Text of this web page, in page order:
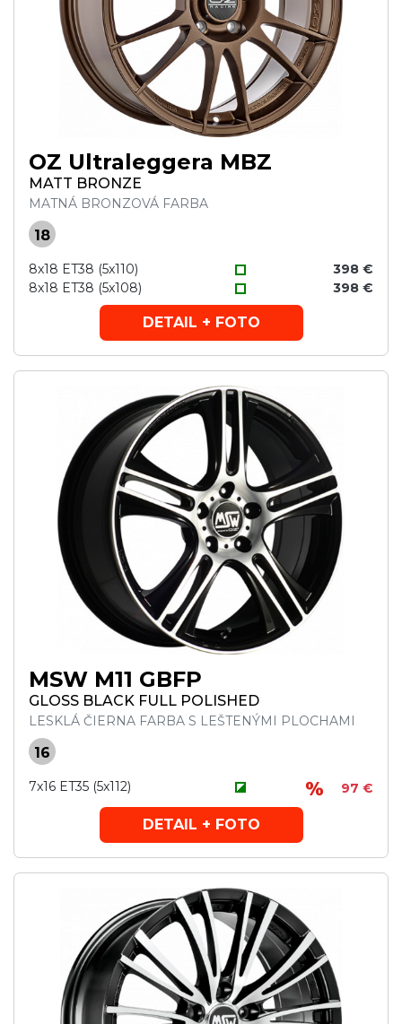
OZ Ultraleggera MBZ
MATT BRONZE
MATNÁ BRONZOVÁ FARBA
18
8x18 ET38 (5x110)
398 €
8x18 ET38 (5x108)
398 €
DETAIL + FOTO
MSW M11 GBFP
GLOSS BLACK FULL POLISHED
LESKLÁ ČIERNA FARBA S LEŠTENÝMI PLOCHAMI
16
7x16 ET35 (5x112) 97 €
DETAIL + FOTO